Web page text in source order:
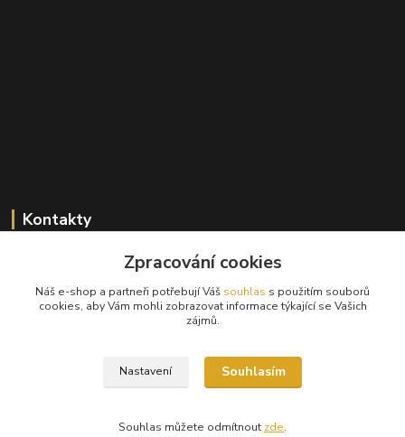
Kontakty
+420 603 824 940
info@hifibazar.online
Zpracování cookies
Náš e-shop a partneři potřebují Váš souhlas s použitím souborů
cookies, aby Vám mohli zobrazovat informace týkající se Vašich
zájmů.
Nastavení Souhlasím
Souhlas můžete odmítnout zde.